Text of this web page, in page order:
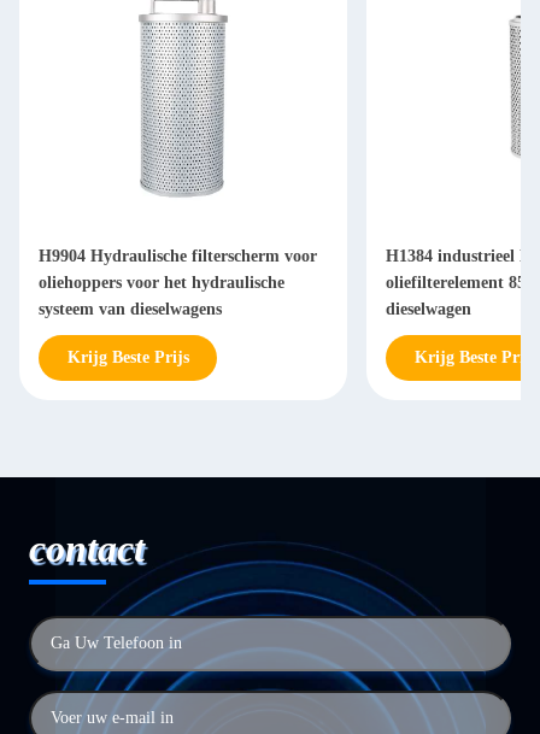
H9904 Hydraulische filterscherm voor
oliehoppers voor het hydraulische
systeem van dieselwagens
Krijg Beste Prijs
H1384 industrieel
oliefilterelement 85
dieselwagen
Krijg Beste Prijs
contact